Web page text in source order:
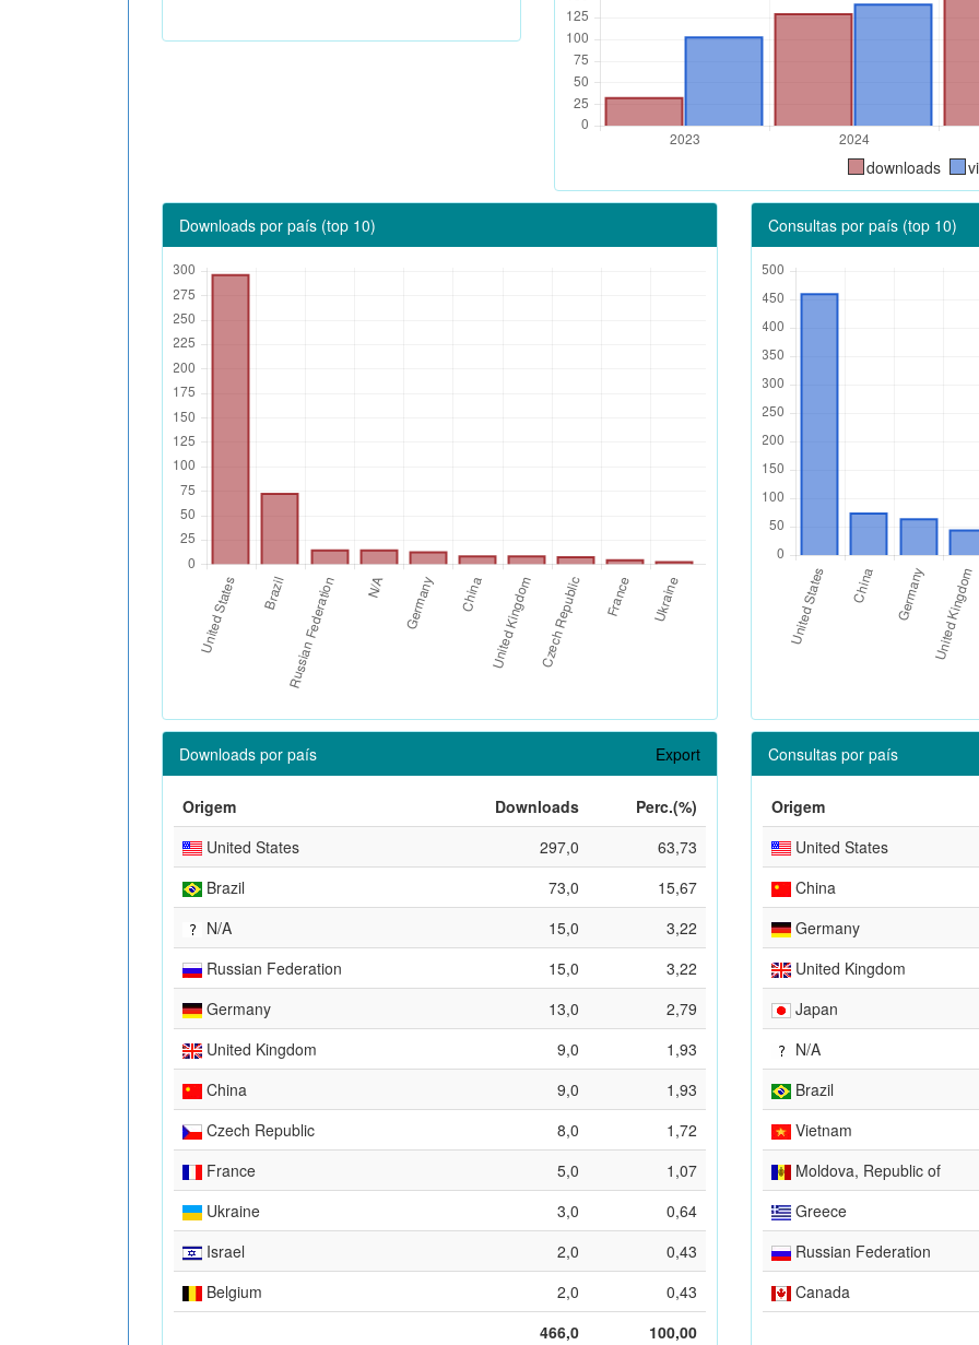
downloads
Downloads por país (top 10) Consultas por país (top 10)
Downloads por país Export
Origem Downloads
Perc.(%)
United States
297,0
63,73
Brazil
73,0
15,67
N/A
15,0
3,22
Russian Federation
15,0
3,22
Germany
13,0
2,79
United Kingdom
9,0
1,93
China
9,0
1,93
Czech Republic
8,0
1,72
France
5,0
1,07
Ukraine
3,0
0,64
Israel
2,0
0,43
Belgium
2,0
0,43
466,0
100,00
Consultas por país
Origem
United States
China
Germany
United Kingdom
Japan
N/A
Brazil
Vietnam
Moldova, Republic of
Greece
Russian Federation
Canada